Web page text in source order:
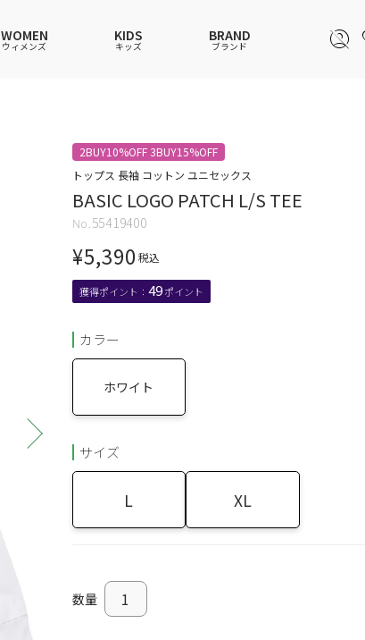
ポロシャツ
ワンピース
ルームウェア
アンダーウェアMEN
ポロシャツ
セットアップ
ソックス
レイングッズ
WOMEN
ウィメンズ
ポロシャツ
ワンピース
ルームウェア
アンダーウェア
KIDS
キッズ
ポロシャツ
ワンピース
ルームウェア
アンダーウェア
BRAND
ブランド
2BUY10%OFF 3BUY15%OFF
トップス 長袖 コットン ユニセックス
BASIC LOGO PATCH L/S TEE
55419400
¥5,390 税込
49
カラー
ホワイト
サイズ
L XL